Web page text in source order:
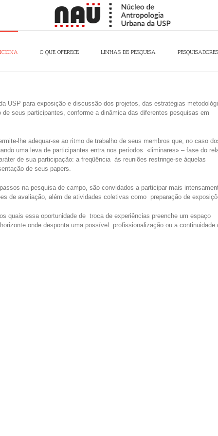
O QUE OFERECE LINHAS DE PESQUISA PESQUISADORES
USP para exposição e discussão dos projetos, das estratégias
seus participantes, conforme a dinâmica das diferentes pesquisas em
lhe adequar-se ao ritmo de trabalho de seus membros que, no caso
uma leva de participantes entra nos períodos «liminares» – fase do
de sua participação: a freqüência às reuniões restringe-se àquelas
de seus papers.
na pesquisa de campo, são convidados a participar mais
de avaliação, além de atividades coletivas como preparação de
quais essa oportunidade de troca de experiências preenche um espaço
onde desponta uma possível profissionalização ou a